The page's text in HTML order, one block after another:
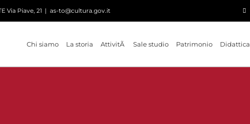
Via Piave, 21 | as-to@cultura.gov.it
Chi siamo La storia AttivitÃ Sale studio Patrimonio Didattica